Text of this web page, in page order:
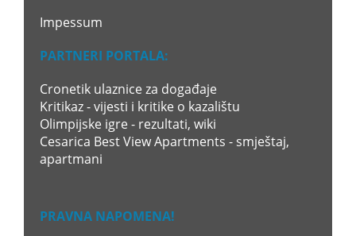
Impessum
PARTNERI PORTALA:
Cronetik ulaznice za događaje
Kritikaz - vijesti i kritike o kazalištu
Olimpijske igre - rezultati, wiki
Cesarica Best View Apartments - smještaj,
apartmani
PRAVNA NAPOMENA!